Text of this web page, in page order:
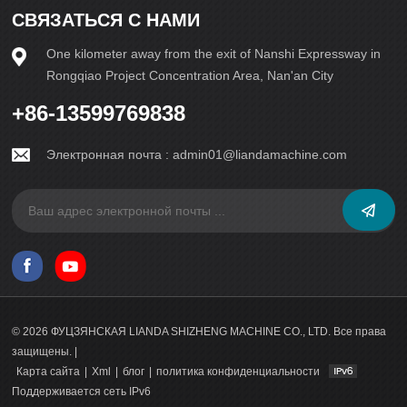
формировании ландшафта современного строительства.
человеческой изобретательности и инноваций,
стимулируя прогресс и развитие в области архитектуры и
станок служит свидетельством мощи инженерного
мастерства. Его сложная конструкция, точность
значимость в мире промышленности. Восхищаясь его
вспоминаем о выдающихся достижениях, которых можно
достичь благодаря сочетанию технологий и креативности.
СВЯЗАТЬСЯ С НАМИ
One kilometer away from the exit of Nanshi Expressway in
Rongqiao Project Concentration Area, Nan'an City
+86-13599769838
Электронная почта :admin01@liandamachine.com
© 2026 ФУЦЗЯНСКАЯ LIANDA SHIZHENG MACHINE CO., LTD. Все права
защищены. |
Карта сайта | Xml | блог | политика конфиденциальности
Поддерживается сеть IPv6